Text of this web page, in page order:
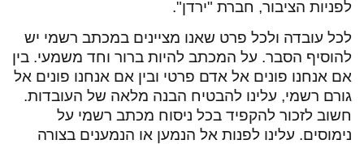
לפניות הציבור, חברת "ירדן".
לכל עובדה ולכל פרט שאנו מציינים במכתב רשמי יש
להוסיף הסבר. על המכתב להיות ברור וחד משמעי. בין
אם אנחנו פונים אל אדם פרטי ובין אם אנחנו פונים אל
גורם רשמי, עלינו להבטיח הבנה מלאה של העובדות.
חשוב לזכור להקפיד בכל ניסוח מכתב רשמי על
נימוסים. עלינו לפנות אל הנמען או הנמענים בצורה